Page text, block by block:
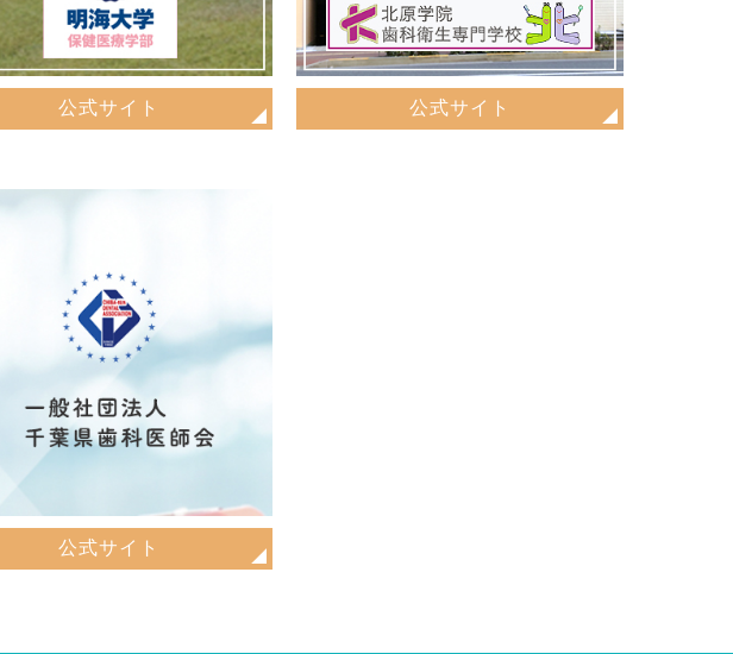
公式サイト 公式サイト
公式サイト